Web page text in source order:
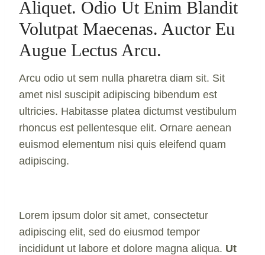
Aliquet. Odio Ut Enim Blandit
Volutpat Maecenas. Auctor Eu
Augue Lectus Arcu.
Arcu odio ut sem nulla pharetra diam sit. Sit
amet nisl suscipit adipiscing bibendum est
ultricies. Habitasse platea dictumst vestibulum
rhoncus est pellentesque elit. Ornare aenean
euismod elementum nisi quis eleifend quam
adipiscing.
Lorem ipsum dolor sit amet, consectetur
adipiscing elit, sed do eiusmod tempor
incididunt ut labore et dolore magna aliqua. Ut